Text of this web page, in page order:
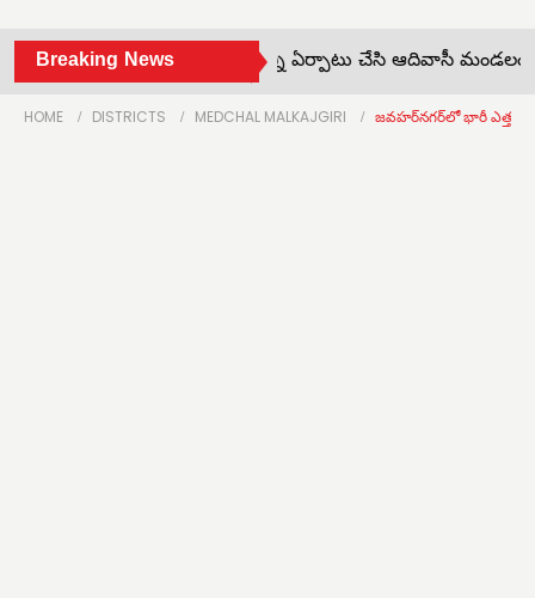
Breaking News
బోర్లగూడెం కేంద్రంగా మండలాన్ని ఏర్పాటు చేసి ఆదివాసీ మండలంగా
HOME DISTRICTS MEDCHAL MALKAJGIRI జవహర్‌నగర్‌లో భారీ